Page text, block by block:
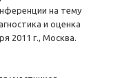
на тему
и оценка
2011 г., Москва.